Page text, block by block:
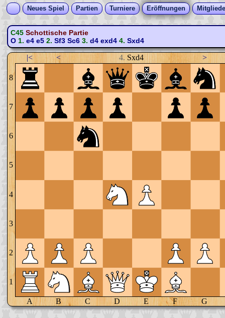
Neues Spiel Partien Turniere Eröffnungen
C45 Schottische Partie
O1. e4 e52. Sf3 Sc63. d4 exd44. Sxd4
|< < 4. Sxd4 >
8
7
6
5
4
3
2
1
A B C D E F G